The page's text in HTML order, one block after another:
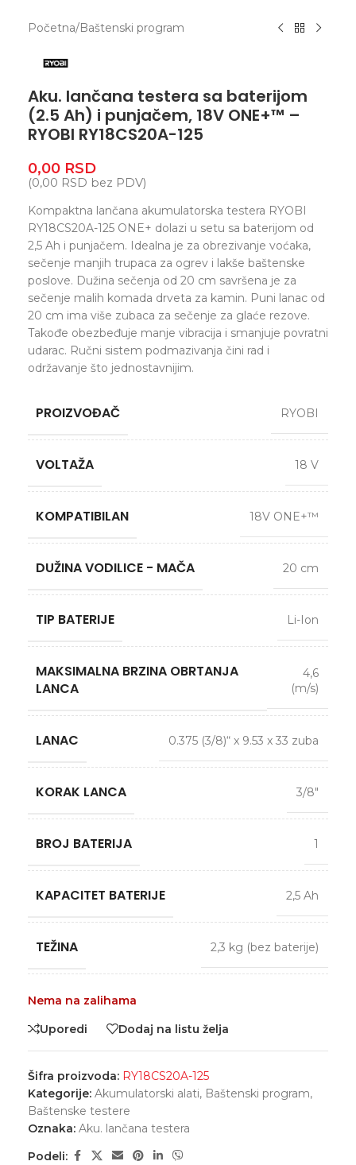
Početna/Baštenski program
Aku. lančana testera sa baterijom
(2.5 Ah) i punjačem, 18V ONE+™ –
RYOBI RY18CS20A-125
0,00 RSD
(0,00 RSD bez PDV)
Kompaktna lančana akumulatorska testera RYOBI
RY18CS20A-125 ONE+ dolazi u setu sa baterijom od
2,5 Ah i punjačem. Idealna je za obrezivanje voćaka,
sečenje manjih trupaca za ogrev i lakše baštenske
poslove. Dužina sečenja od 20 cm savršena je za
sečenje malih komada drveta za kamin. Puni lanac od
20 cm ima više zubaca za sečenje za glaće rezove.
Takođe obezbeđuje manje vibracija i smanjuje povratni
udarac. Ručni sistem podmazivanja čini rad i
održavanje što jednostavnijim.
PROIZVOĐAČ RYOBI
VOLTAŽA 18 V
KOMPATIBILAN 18V ONE+™
DUŽINA VODILICE - MAČA 20 cm
TIP BATERIJE Li-Ion
MAKSIMALNA BRZINA OBRTANJA
LANCA
4,6
(m/s)
LANAC 0.375 (3/8)“ x 9.53 x 33 zuba
KORAK LANCA 3/8″
BROJ BATERIJA 1
KAPACITET BATERIJE 2,5 Ah
TEŽINA 2,3 kg (bez baterije)
Nema na zalihama
Uporedi
Dodaj na listu želja
Šifra proizvoda: RY18CS20A-125
Kategorije: Akumulatorski alati, Baštenski program,
Baštenske testere
Oznaka: Aku. lančana testera
Podeli: